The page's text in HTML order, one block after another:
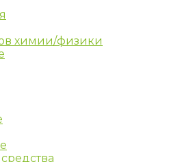
химии/физики